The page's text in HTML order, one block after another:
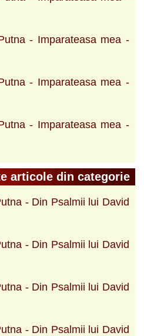
- Imparateasa mea -
- Imparateasa mea -
- Imparateasa mea -
articole din categorie
- Din Psalmii lui David
- Din Psalmii lui David
- Din Psalmii lui David
- Din Psalmii lui David